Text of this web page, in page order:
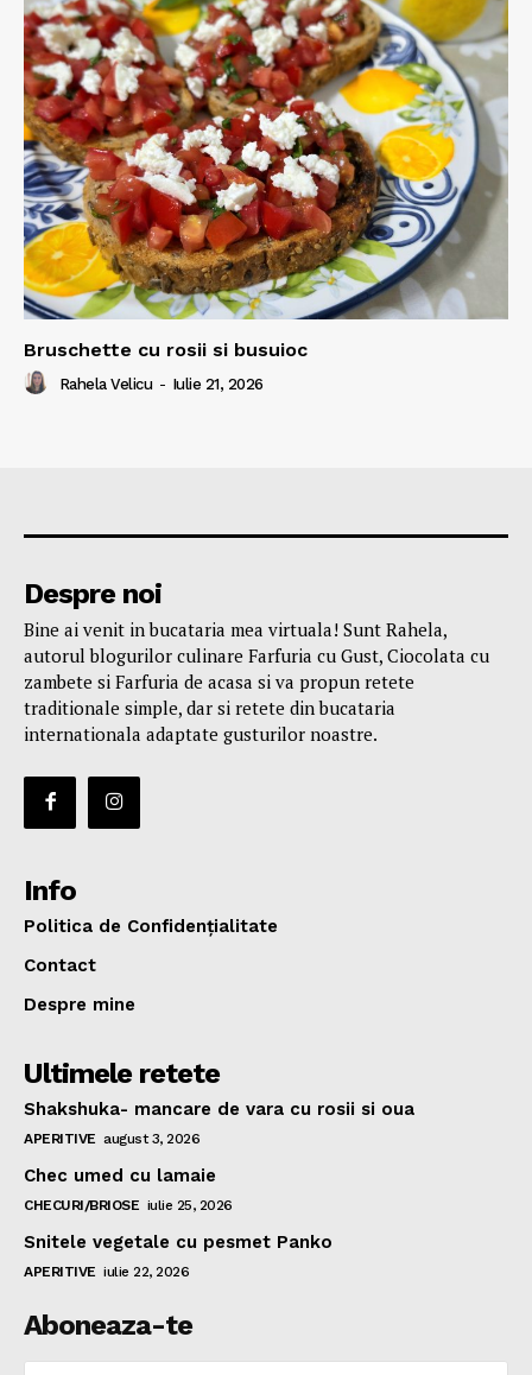
Bruschette cu rosii si busuioc
Rahela Velicu - Iulie 21, 2026
Despre noi
Bine ai venit in bucataria mea virtuala! Sunt Rahela,
autorul blogurilor culinare Farfuria cu Gust, Ciocolata cu
zambete si Farfuria de acasa si va propun retete
traditionale simple, dar si retete din bucataria
internationala adaptate gusturilor noastre.
Info
Politica de Confidențialitate
Contact
Despre mine
Ultimele retete
Shakshuka- mancare de vara cu rosii si oua
APERITIVE august 3, 2026
Chec umed cu lamaie
CHECURI/BRIOSE iulie 25, 2026
Snitele vegetale cu pesmet Panko
APERITIVE iulie 22, 2026
Aboneaza-te